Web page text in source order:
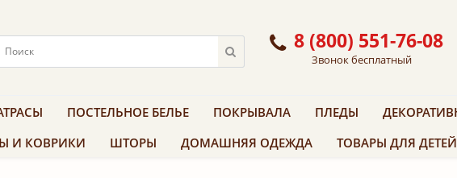
8 (800) 551-76-08
Звонок бесплатный
ПОСТЕЛЬНОЕ БЕЛЬЕ ПОКРЫВАЛА ПЛЕДЫ
И КОВРИКИ ШТОРЫ ДОМАШНЯЯ ОДЕЖДА ТОВАРЫ ДЛЯ ДЕТЕЙ